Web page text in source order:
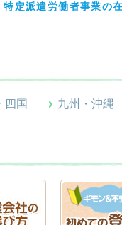
特定派遣労働者事業の
四国 九州・沖縄